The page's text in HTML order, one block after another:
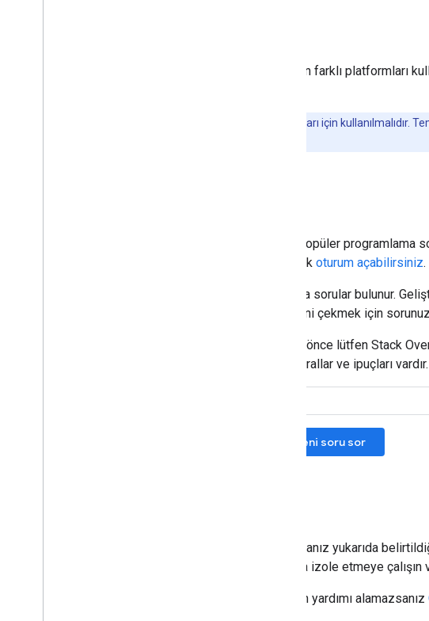
Geliştiricilere destek sağlamak için farklı platformları
sorunları için kullanılmalıdır.
Teknik sorulara yanıt bulmak için popüler programlama
ancak Google Hesabınızı kullanarak oturum açabilirsiniz.
Stack Overflow'da çeşitli konularda sorular bulunur.
teknolojilerdeki uzmanların dikkatini çekmek için
İlk kez yeni bir soru yayınlamadan önce lütfen Stack
sağlamak için uymanız gereken kurallar ve ipuçları vardır.
Yeni soru sor
API ile ilgili bir hatayla karşılaştıysanız yukarıda
gerekir. Sorunu mümkün olduğunca izole etmeye
Stack Overflow'dan ihtiyacınız olan yardımı alamazsanız